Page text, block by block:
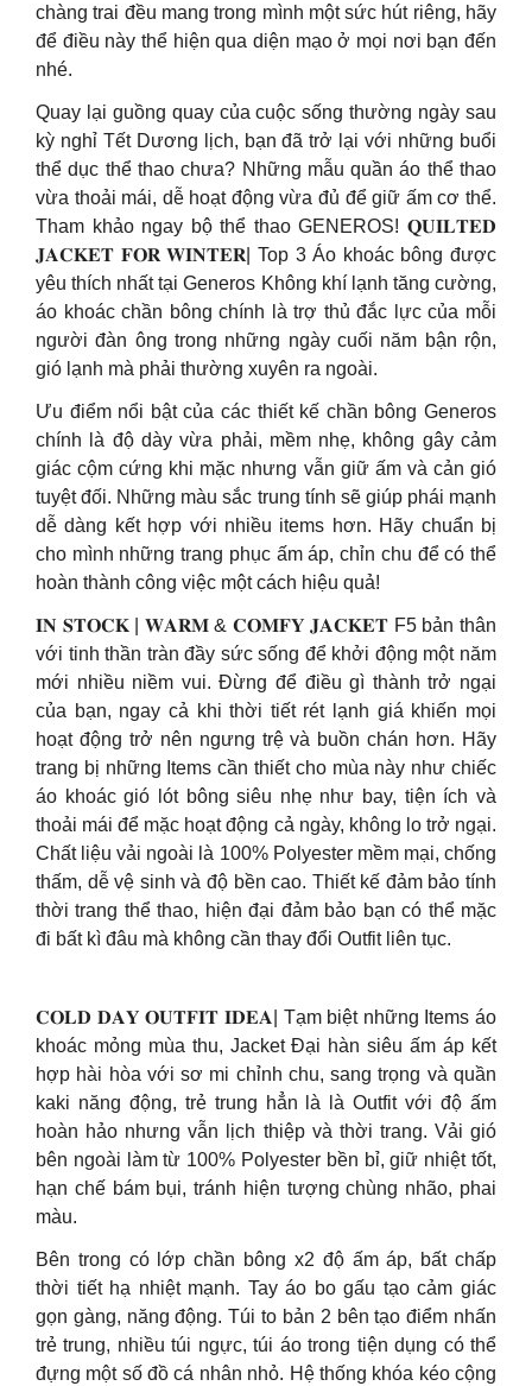
chàng trai đều mang trong mình một sức hút riêng, hãy
để điều này thể hiện qua diện mạo ở mọi nơi bạn đến
nhé.
Quay lại guồng quay của cuộc sống thường ngày sau
kỳ nghỉ Tết Dương lịch, bạn đã trở lại với những buổi
thể dục thể thao chưa? Những mẫu quần áo thể thao
vừa thoải mái, dễ hoạt động vừa đủ để giữ ấm cơ thể.
Tham khảo ngay bộ thể thao GENEROS! 𝐐𝐔𝐈𝐋𝐓𝐄𝐃
𝐉𝐀𝐂𝐊𝐄𝐓 𝐅𝐎𝐑 𝐖𝐈𝐍𝐓𝐄𝐑| Top 3 Áo khoác bông được
yêu thích nhất tại Generos Không khí lạnh tăng cường,
áo khoác chần bông chính là trợ thủ đắc lực của mỗi
người đàn ông trong những ngày cuối năm bận rộn,
gió lạnh mà phải thường xuyên ra ngoài.
Ưu điểm nổi bật của các thiết kế chần bông Generos
chính là độ dày vừa phải, mềm nhẹ, không gây cảm
giác cộm cứng khi mặc nhưng vẫn giữ ấm và cản gió
tuyệt đối. Những màu sắc trung tính sẽ giúp phái mạnh
dễ dàng kết hợp với nhiều items hơn. Hãy chuẩn bị
cho mình những trang phục ấm áp, chỉn chu để có thể
hoàn thành công việc một cách hiệu quả!
𝐈𝐍 𝐒𝐓𝐎𝐂𝐊 | 𝐖𝐀𝐑𝐌 & 𝐂𝐎𝐌𝐅𝐘 𝐉𝐀𝐂𝐊𝐄𝐓 F5 bản thân
với tinh thần tràn đầy sức sống để khởi động một năm
mới nhiều niềm vui. Đừng để điều gì thành trở ngại
của bạn, ngay cả khi thời tiết rét lạnh giá khiến mọi
hoạt động trở nên ngưng trệ và buồn chán hơn. Hãy
trang bị những Items cần thiết cho mùa này như chiếc
áo khoác gió lót bông siêu nhẹ như bay, tiện ích và
thoải mái để mặc hoạt động cả ngày, không lo trở ngại.
Chất liệu vải ngoài là 100% Polyester mềm mại, chống
thấm, dễ vệ sinh và độ bền cao. Thiết kế đảm bảo tính
thời trang thể thao, hiện đại đảm bảo bạn có thể mặc
đi bất kì đâu mà không cần thay đổi Outfit liên tục.
𝐂𝐎𝐋𝐃 𝐃𝐀𝐘 𝐎𝐔𝐓𝐅𝐈𝐓 𝐈𝐃𝐄𝐀| Tạm biệt những Items áo
khoác mỏng mùa thu, Jacket Đại hàn siêu ấm áp kết
hợp hài hòa với sơ mi chỉnh chu, sang trọng và quần
kaki năng động, trẻ trung hẳn là là Outfit với độ ấm
hoàn hảo nhưng vẫn lịch thiệp và thời trang. Vải gió
bên ngoài làm từ 100% Polyester bền bỉ, giữ nhiệt tốt,
hạn chế bám bụi, tránh hiện tượng chùng nhão, phai
màu.
Bên trong có lớp chần bông x2 độ ấm áp, bất chấp
thời tiết hạ nhiệt mạnh. Tay áo bo gấu tạo cảm giác
gọn gàng, năng động. Túi to bản 2 bên tạo điểm nhấn
trẻ trung, nhiều túi ngực, túi áo trong tiện dụng có thể
đựng một số đồ cá nhân nhỏ. Hệ thống khóa kéo cộng